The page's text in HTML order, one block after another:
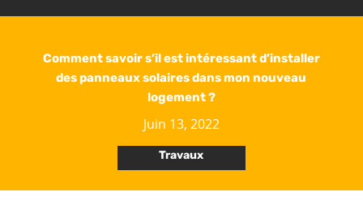
Comment savoir s’il est intéressant d’installer
des panneaux solaires dans mon nouveau
logement ?
Juin 13, 2022
Travaux